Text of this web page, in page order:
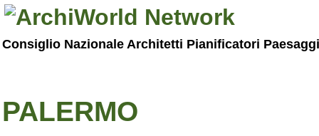
Consiglio Nazionale Architetti Pianificatori
PALERMO